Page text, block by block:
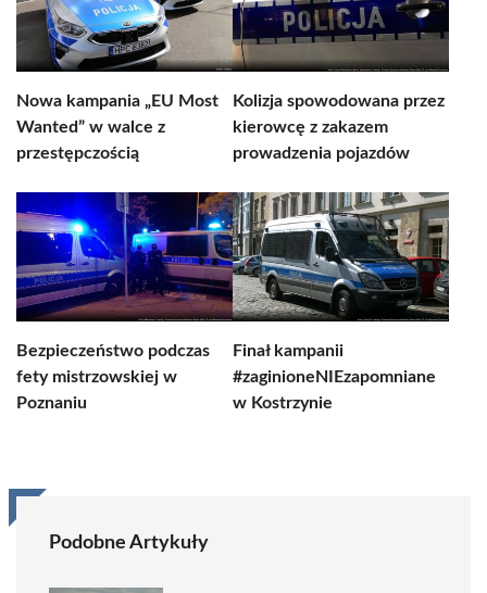
Nowa kampania „EU Most
Wanted” w walce z
przestępczością
Kolizja spowodowana przez
kierowcę z zakazem
prowadzenia pojazdów
Bezpieczeństwo podczas
fety mistrzowskiej w
Poznaniu
Finał kampanii
#zaginioneNIEzapomniane
w Kostrzynie
Podobne Artykuły